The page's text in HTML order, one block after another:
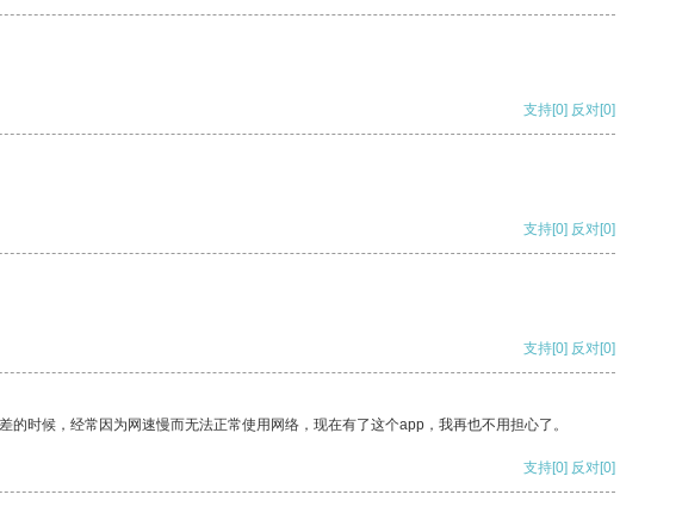
支持[0] 反对[0]
支持[0] 反对[0]
支持[0] 反对[0]
时候，经常因为网速慢而无法正常使用网络，现在有了这个app，我再也不用担心了。
支持[0] 反对[0]